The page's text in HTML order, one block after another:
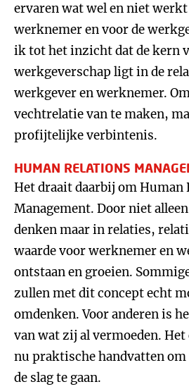
ervaren wat wel en niet
werknemer en voor de
ik tot het inzicht dat de kern
werkgeverschap ligt in de
werkgever en werknemer.
vechtrelatie van te maken,
profijtelijke verbintenis.
HUMAN RELATIONS
Het draait daarbij om Human
Management. Door niet
denken maar in relaties,
waarde voor werknemer en
ontstaan en groeien.
zullen met dit concept echt
omdenken. Voor anderen is
van wat zij al vermoeden.
nu praktische handvatten om
de slag te gaan.